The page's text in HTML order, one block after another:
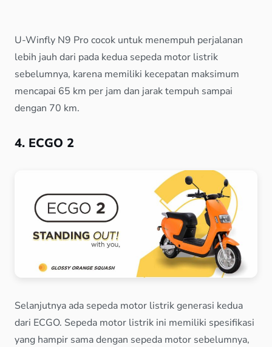
U-Winfly N9 Pro cocok untuk menempuh perjalanan
lebih jauh dari pada kedua sepeda motor listrik
sebelumnya, karena memiliki kecepatan maksimum
mencapai 65 km per jam dan jarak tempuh sampai
dengan 70 km.
4. ECGO 2
Selanjutnya ada sepeda motor listrik generasi kedua
dari ECGO. Sepeda motor listrik ini memiliki spesifikasi
yang hampir sama dengan sepeda motor sebelumnya,